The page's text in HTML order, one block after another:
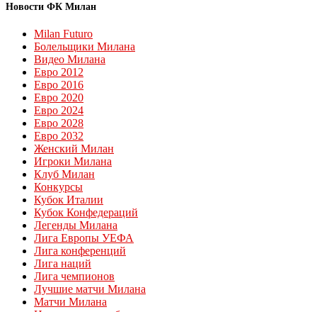
Новости ФК Милан
Milan Futuro
Болельщики Милана
Видео Милана
Евро 2012
Евро 2016
Евро 2020
Евро 2024
Евро 2028
Евро 2032
Женский Милан
Игроки Милана
Клуб Милан
Конкурсы
Кубок Италии
Кубок Конфедераций
Легенды Милана
Лига Европы УЕФА
Лига конференций
Лига наций
Лига чемпионов
Лучшие матчи Милана
Матчи Милана